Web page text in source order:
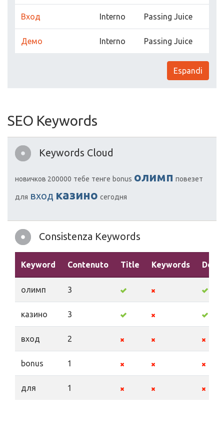
Вход Interno Passing Juice
Демо Interno Passing Juice
Espandi
SEO Keywords
Keywords Cloud
новичков 200000 тебе тенге bonus олимп повезет
для вход казино сегодня
Consistenza Keywords
Keyword Contenuto Title Keywords
олимп 3
казино 3
вход 2
bonus 1
для 1